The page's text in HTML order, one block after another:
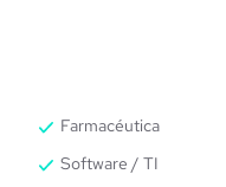
Farmacéutica
Software / TI